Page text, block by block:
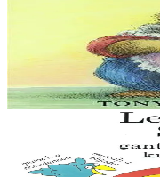
La petite soeur de
Nounours vient d'avoir
lui fait pas plaisir !
En stock9,00 €
Le grand livre de